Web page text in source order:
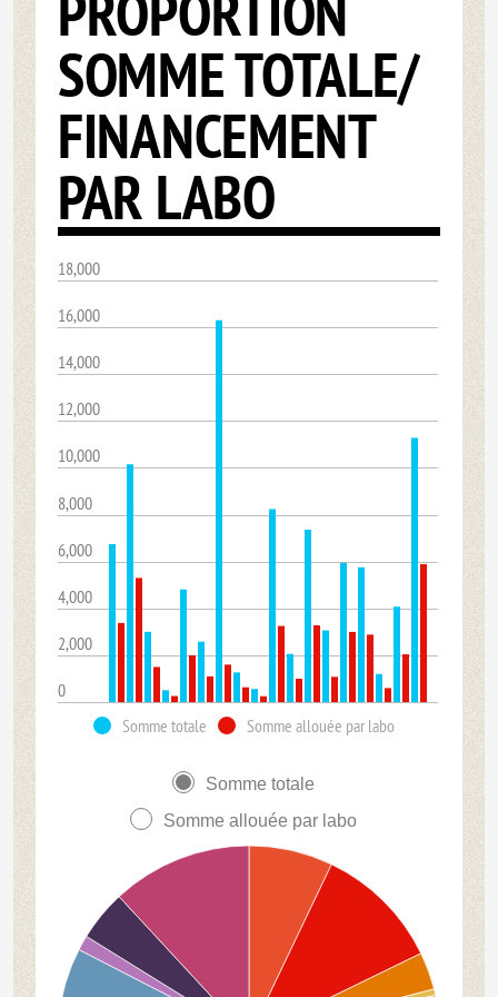
SOMME TOTALE/
FINANCEMENT
PAR LABO
18,000
16,000
14,000
12,000
10,000
8,000
6,000
4,000
2,000
0
Somme totale
Somme allouée par labo
Somme totale
Somme allouée par labo